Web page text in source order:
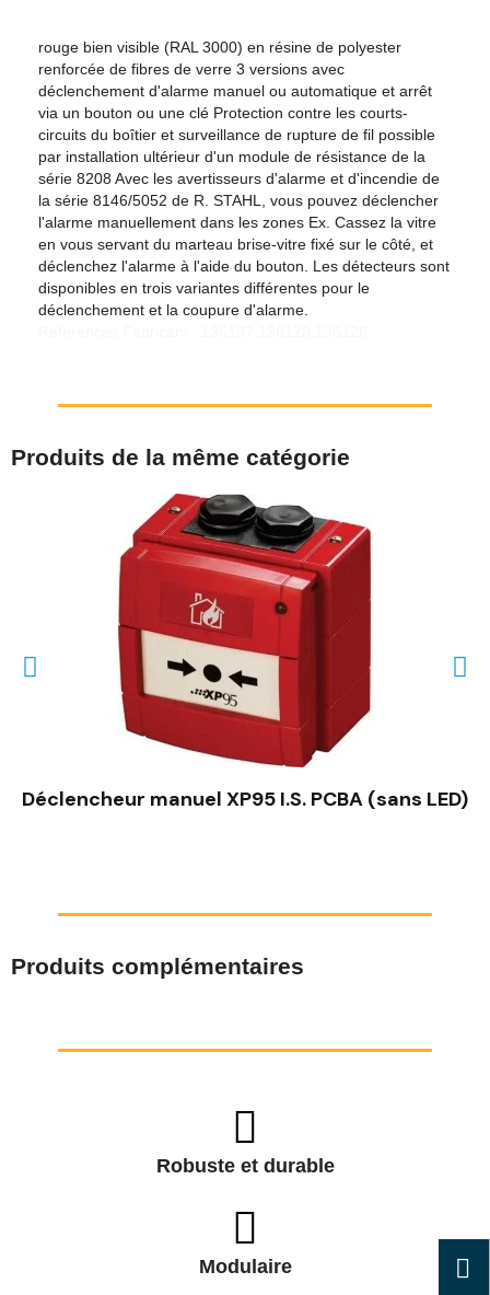
rouge bien visible (RAL 3000) en résine de polyester
renforcée de fibres de verre 3 versions avec
déclenchement d'alarme manuel ou automatique et arrêt
via un bouton ou une clé Protection contre les courts-
circuits du boîtier et surveillance de rupture de fil possible
par installation ultérieur d'un module de résistance de la
série 8208 Avec les avertisseurs d'alarme et d'incendie de
la série 8146/5052 de R. STAHL, vous pouvez déclencher
l'alarme manuellement dans les zones Ex. Cassez la vitre
en vous servant du marteau brise-vitre fixé sur le côté, et
déclenchez l'alarme à l'aide du bouton. Les détecteurs sont
disponibles en trois variantes différentes pour le
déclenchement et la coupure d'alarme.
Produits de la même catégorie
Déclencheur manuel XP95 I.S. PCBA (sans LED)
Produits complémentaires
Robuste et durable
Modulaire